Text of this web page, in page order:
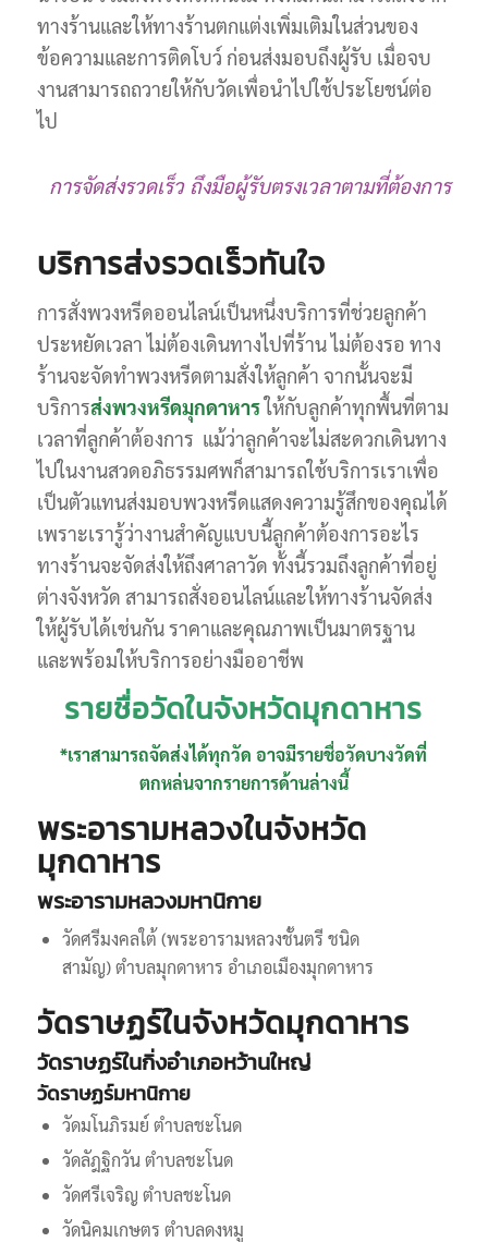
ทางร้านและให้ทางร้านตกแต่งเพิ่มเติมในส่วนของ
ข้อความและการติดโบว์ ก่อนส่งมอบถึงผู้รับ เมื่อจบ
งานสามารถถวายให้กับวัดเพื่อนำไปใช้ประโยชน์ต่อ
ไป
การจัดส่งรวดเร็ว ถึงมือผู้รับตรงเวลาตามที่ต้องการ
บริการส่งรวดเร็วทันใจ
การสั่งพวงหรีดออนไลน์เป็นหนึ่งบริการที่ช่วยลูกค้า
ประหยัดเวลา ไม่ต้องเดินทางไปที่ร้าน ไม่ต้องรอ ทาง
ร้านจะจัดทำพวงหรีดตามสั่งให้ลูกค้า จากนั้นจะมี
บริการส่งพวงหรีดมุกดาหารให้กับลูกค้าทุกพื้นที่ตาม
เวลาที่ลูกค้าต้องการ แม้ว่าลูกค้าจะไม่สะดวกเดินทาง
ไปในงานสวดอภิธรรมศพก็สามารถใช้บริการเราเพื่อ
เป็นตัวแทนส่งมอบพวงหรีดแสดงความรู้สึกของคุณได้
เพราะเรารู้ว่างานสำคัญแบบนี้ลูกค้าต้องการอะไร
ทางร้านจะจัดส่งให้ถึงศาลาวัด ทั้งนี้รวมถึงลูกค้าที่อยู่
ต่างจังหวัด สามารถสั่งออนไลน์และให้ทางร้านจัดส่ง
ให้ผู้รับได้เช่นกัน ราคาและคุณภาพเป็นมาตรฐาน
และพร้อมให้บริการอย่างมืออาชีพ
รายชื่อวัดในจังหวัดมุกดาหาร
*เราสามารถจัดส่งได้ทุกวัด อาจมีรายชื่อวัดบางวัดที่
ตกหล่นจากรายการด้านล่างนี้
พระอารามหลวงในจังหวัด
มุกดาหาร
พระอารามหลวงมหานิกาย
วัดศรีมงคลใต้ (พระอารามหลวงชั้นตรี ชนิด
สามัญ) ตำบลมุกดาหาร อำเภอเมืองมุกดาหาร
วัดราษฏร์ในจังหวัดมุกดาหาร
วัดราษฏร์ในกิ่งอำเภอหว้านใหญ่
วัดราษฏร์มหานิกาย
วัดมโนภิรมย์ ตำบลชะโนด
วัดลัฎฐิกวัน ตำบลชะโนด
วัดศรีเจริญ ตำบลชะโนด
วัดนิคมเกษตร ตำบลดงหมู